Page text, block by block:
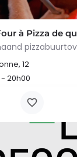
à Pizza de
12
- 20h00